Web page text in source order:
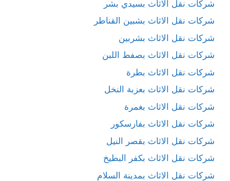
شركات نقل الاثاث بسيدي بشر
شركات نقل الاثاث بشبين القناطر
شركات نقل الاثاث بشربين
شركات نقل الاثاث بصفط اللبن
شركات نقل الاثاث بطرة
شركات نقل الاثاث بعزبة النخل
شركات نقل الاثاث بغمرة
شركات نقل الاثاث بفارسكور
شركات نقل الاثاث بقصر النيل
شركات نقل الاثاث بكفر البطيخ
شركات نقل الاثاث بمدينة السلام